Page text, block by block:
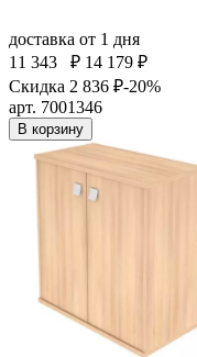
доставка от 1 дня
11 343
₽ 14 179 ₽
Скидка 2 836 ₽-20%
арт. 7001346
В корзину